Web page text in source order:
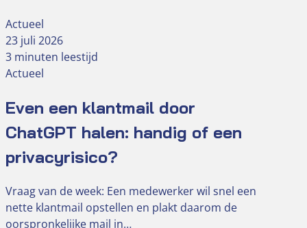
Actueel
23 juli 2026
3 minuten leestijd
Actueel
Even een klantmail door
ChatGPT halen: handig of een
privacyrisico?
Vraag van de week: Een medewerker wil snel een
nette klantmail opstellen en plakt daarom de
oorspronkelijke mail in…